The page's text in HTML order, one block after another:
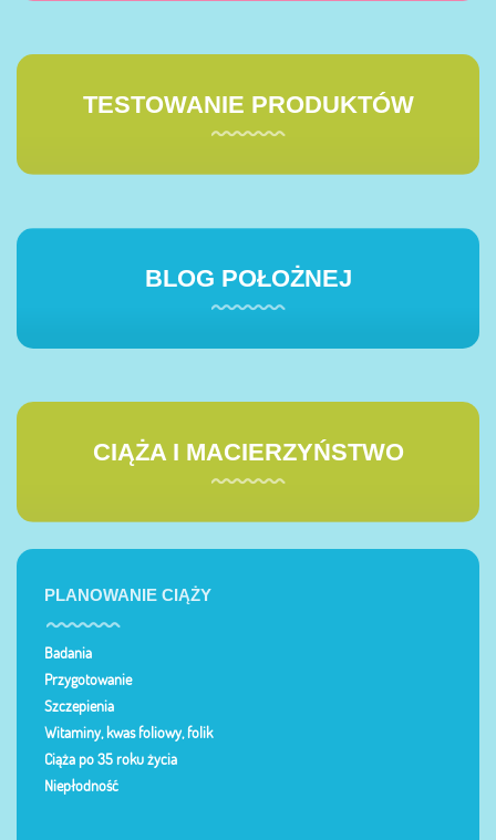
TESTOWANIE PRODUKTÓW
BLOG POŁOŻNEJ
CIĄŻA I MACIERZYŃSTWO
PLANOWANIE CIĄŻY
Badania
Przygotowanie
Szczepienia
Witaminy, kwas foliowy, folik
Ciąża po 35 roku życia
Niepłodność